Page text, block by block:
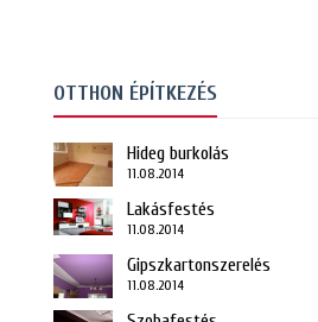
OTTHON ÉPÍTKEZÉS
Hideg burkolás
11.08.2014
Lakásfestés
11.08.2014
Gipszkartonszerelés
11.08.2014